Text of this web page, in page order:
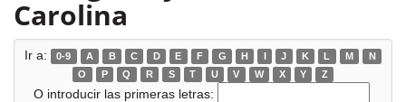
Carolina
Ir a: 0-9 A B C D E F G H I J K L M
N
O
P Q R S T U V W X Y Z
O introducir las primeras letras: